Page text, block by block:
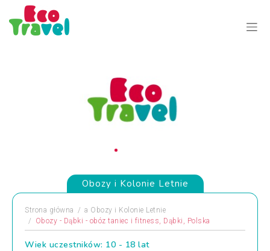
Obozy i Kolonie Letnie
Strona główna a Obozy i Kolonie Letnie
Obozy - Dąbki - obóz taniec i fitness, Dąbki, Polska
Wiek uczestników: 10 - 18 lat